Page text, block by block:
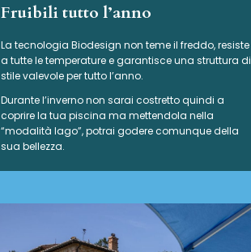
Fruibili tutto l’anno
La tecnologia Biodesign non teme il freddo, resiste
a tutte le temperature e garantisce una struttura di
stile valevole per tutto l’anno.
Durante l’inverno non sarai costretto quindi a
coprire la tua piscina ma mettendola nella
“modalità lago”, potrai godere comunque della
sua bellezza.